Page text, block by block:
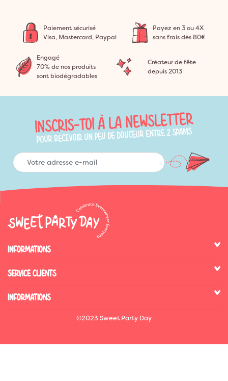
Paiement sécurisé
Visa, Mastercard, Paypal
Payez en 3 ou 4X
sans frais dès 80€
Engagé
70% de nos produits
sont biodégradables
Créateur de fête
depuis 2013
INSCRIS-TOI À LA NEWSLETTER
POUR RECEVOIR UN PEU DE DOUCEUR ENTRE 2 SPAMS
INFORMATIONS
SERVICE CLIENTS
INFORMATIONS
©2023 Sweet Party Day